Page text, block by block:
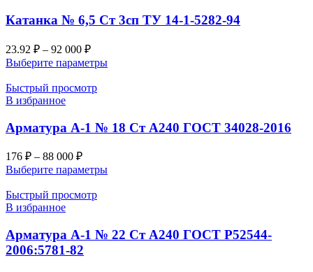
Катанка № 6,5 Ст 3сп ТУ 14-1-5282-94
23.92 ₽ – 92 000 ₽
Выберите параметры
Быстрый просмотр
В избранное
Арматура А-1 № 18 Ст А240 ГОСТ 34028-2016
176 ₽ – 88 000 ₽
Выберите параметры
Быстрый просмотр
В избранное
Арматура А-1 № 22 Ст А240 ГОСТ Р52544-
2006:5781-82